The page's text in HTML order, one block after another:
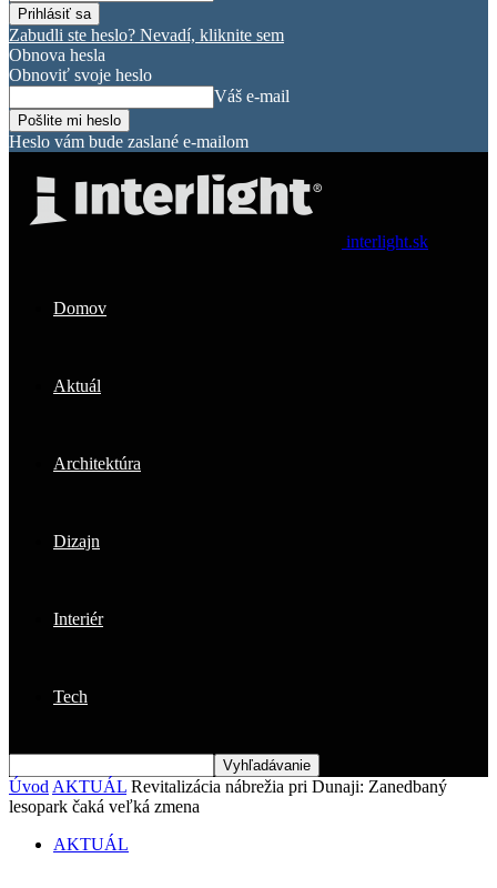
Zabudli ste heslo? Nevadí, kliknite sem
Obnova hesla
Obnoviť svoje heslo
Váš e-mail
Heslo vám bude zaslané e-mailom
interlight.sk
Domov
Aktuál
Architektúra
Dizajn
Interiér
Tech
Úvod AKTUÁL Revitalizácia nábrežia pri Dunaji: Zanedbaný
lesopark čaká veľká zmena
AKTUÁL